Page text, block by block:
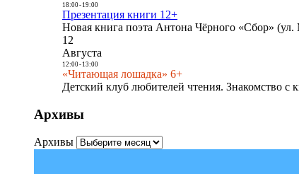
18:00- 19:00
Презентация книги 12+
Новая книга поэта Антона Чёрного «Сбор»
12
Августа
12:00- 13:00
«Читающая лошадка» 6+
Детский клуб любителей чтения. Знакомство
Архивы
Архивы